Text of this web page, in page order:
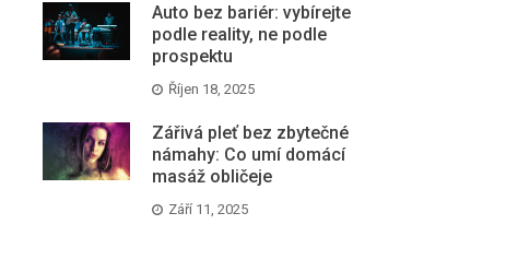
Auto bez bariér: vybírejte
podle reality, ne podle
prospektu
Říjen 18, 2025
Zářivá pleť bez zbytečné
námahy: Co umí domácí
masáž obličeje
Září 11, 2025